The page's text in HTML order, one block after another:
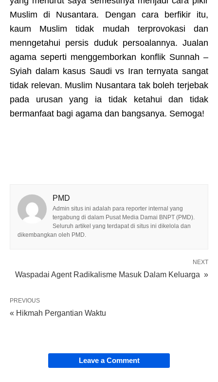
Muslim di Nusantara. Dengan cara berfikir itu,
kaum Muslim tidak mudah terprovokasi dan
menngetahui persis duduk persoalannya. Jualan
agama seperti menggemborkan konflik Sunnah –
Syiah dalam kasus Saudi vs Iran ternyata sangat
tidak relevan. Muslim Nusantara tak boleh terjebak
pada urusan yang ia tidak ketahui dan tidak
bermanfaat bagi agama dan bangsanya. Semoga!
PMD
Admin situs ini adalah para reporter internal yang
tergabung di dalam Pusat Media Damai BNPT (PMD).
Seluruh artikel yang terdapat di situs ini dikelola dan
dikembangkan oleh PMD.
NEXT
Waspadai Agent Radikalisme Masuk Dalam Keluarga »
PREVIOUS
« Hikmah Pergantian Waktu
Leave a Comment